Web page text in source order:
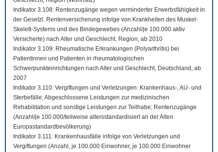
Indikator 3.108: Rentenzugänge wegen verminderter Erwerbsfähigkeit in
der Gesetzl. Rentenversicherung infolge von Krankheiten des Muskel-
Skelett-Systems und des Bindegewebes (Anzahl/je 100.000 aktiv
Versicherte) nach Alter und Geschlecht, Region, ab 2010
Indikator 3.109: Rheumatische Erkrankungen (Polyarthritis) bei
Patientinnen und Patienten in rheumatologischen
Schwerpunkteinrichtungen nach Alter und Geschlecht, Deutschland, ab
2007
Indikator 3.110: Vergiftungen und Verletzungen: Krankenhaus-, AU- und
Sterbefälle; Abgeschlossene Leistungen zur medizinischen
Rehabilitation und sonstige Leistungen zur Teilhabe; Rentenzugänge
(Anzahl/je 100.000/teilweise altersstandardisiert an der Alten
Europastandardbevölkerung)
Indikator 3.111: Krankenhausfälle infolge von Verletzungen und
Vergiftungen (Anzahl, je 100.000 Einwohner, je 100.000 Einwohner